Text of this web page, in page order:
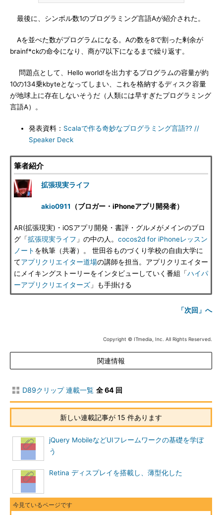
最後に、シンボル数1のプログラミング言語Aが紹介された。
Aを並べた数がプログラムになる。Aの数を8で割った剰余が
brainf*ckの命令になり、商が7以下になるまで繰り返す。
問題点として、Hello world!を出力するプログラムの容量が約
10の134乗kbyteとなってしまい、これを格納するディスク容量
が地球上に存在しないそうだ（人類には早すぎたプログラミング
言語A）。
発表資料： Scalaで作る奇妙なプログラミング言語?? //
Speaker Deck
筆者紹介
拡張現実ライフ
akio0911 （ブロガー・iPhoneアプリ開発者）
AR(拡張現実)・iOSアプリ開発・書評・グルメがメインのブロ
グ「拡張現実ライフ 」の中の人。 cocos2d for iPhoneレッスン
ノート を執筆（共著）。 世田谷ものづくり学校の自由大学に
てアプリクリエイター道場の講師を担当。アプリクリエイター
にメイキングストーリーをインタビューしていく番組「ハイパ
ーアプリクリエイターズ 」も手掛ける
「次回」へ
Copyright © ITmedia, Inc. All Rights Reserved.
関連情報
D89クリップ 連載一覧 全 64 回
新しい連載記事が 15 件あります
jQuery MobileなどUIフレームワークの基礎を学ぼ
う
Retina ディスプレイを搭載し、薄型化した